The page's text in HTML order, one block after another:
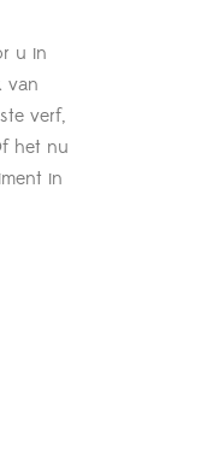
u in
van
verf,
het nu
in